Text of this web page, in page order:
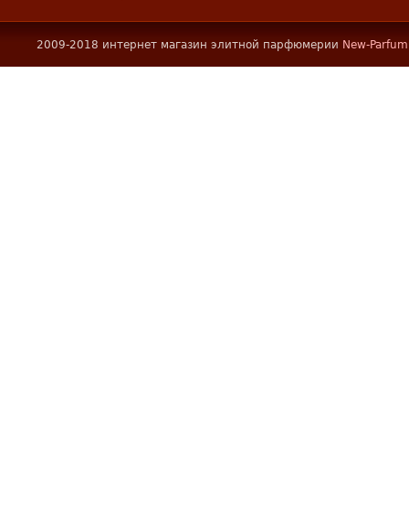
2009-2018 интернет магазин элитной парфюмерии New-